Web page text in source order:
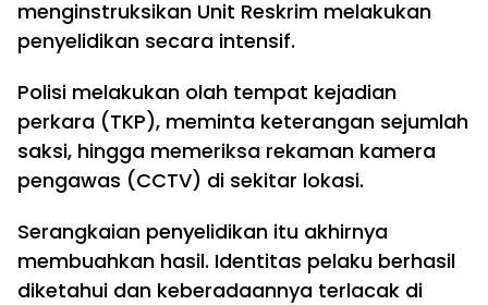
menginstruksikan Unit Reskrim melakukan
penyelidikan secara intensif.
Polisi melakukan olah tempat kejadian
perkara (TKP), meminta keterangan sejumlah
saksi, hingga memeriksa rekaman kamera
pengawas (CCTV) di sekitar lokasi.
Serangkaian penyelidikan itu akhirnya
membuahkan hasil. Identitas pelaku berhasil
diketahui dan keberadaannya terlacak di